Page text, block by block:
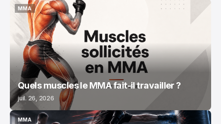
MMA
MMA
Quels muscles le MMA fait-il travailler ?
juil. 26, 2026
MMA